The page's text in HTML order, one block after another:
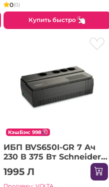
0(0)
Купить быстро
КэшБэк: 998
ИБП BVS650I-GR 7 Aч
230 В 375 Вт Schneider-
Electric
1995 Л